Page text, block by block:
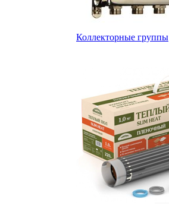
Коллекторные группы